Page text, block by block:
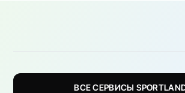
ВСЕ СЕРВИСЫ